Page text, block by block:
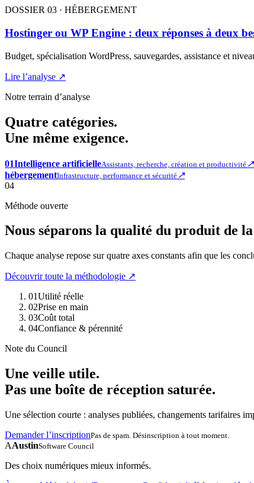
DOSSIER 03 · HÉBERGEMENT
Hostinger ou WP Engine : deux réponses à deux
Budget, spécialisation WordPress, sauvegardes, assistance et
Lire l’analyse ↗
Notre terrain d’analyse
Quatre catégories.
Une même exigence.
01Intelligence artificielleAssistants, recherche, création et productivité↗
hébergementInfrastructure, performance et sécurité↗
04
Méthode ouverte
Nous séparons la qualité du produit de
Chaque analyse repose sur quatre axes constants afin que les
Découvrir toute la méthodologie ↗
01Utilité réelle
02Prise en main
03Coût total
04Confiance & pérennité
Note du Council
Une veille utile.
Pas une boîte de réception saturée.
Une sélection courte : analyses publiées, changements tarifaires
Demander l’inscriptionPas de spam. Désinscription à tout moment.
AAustinSoftware Council
Des choix numériques mieux informés.